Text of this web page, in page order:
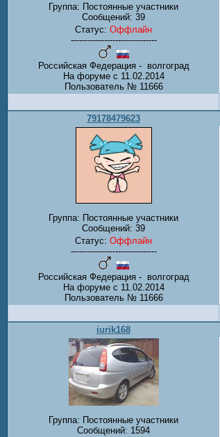
Группа: Постоянные участники
Сообщений: 39
Статус: Оффлайн
-------------------------------
Российская Федерация - волгоград
На форуме с 11.02.2014
Пользователь № 11666
79178479623
Группа: Постоянные участники
Сообщений: 39
Статус: Оффлайн
-------------------------------
Российская Федерация - волгоград
На форуме с 11.02.2014
Пользователь № 11666
iurik168
Группа: Постоянные участники
Сообщений: 1594